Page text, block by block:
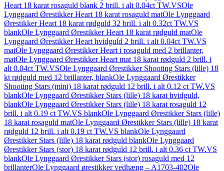
Heart 18 karat rosaguld blank 2 brill. i alt 0.04ct TW.VSOle
Lynggaard Ørestikker Heart 18 karat rosaguld matOle Lynggaard
Ørestikker Heart 18 karat rødguld 32 brill. i alt 0.32ct TW.VS
blankOle Lynggaard Ørestikker Heart 18 karat rødguld matOle
Lynggaard Ørestikker Heart hvidguld 2 brill. i alt 0.04ct TW.VS
matOle Lynggaard Ørestikker Heart i rosaguld med 2 brillanter,
matOle Lynggaard Ørestikker Heart mat 18 karat rødguld 2 brill. i
alt 0.04ct TW.VSOle Lynggaard Ørestikker Shooting Stars (lille) 18
kt rødguld med 12 brillanter, blankOle Lynggaard Ørestikker
Shooting Stars (mini) 18 karat rødguld 12 brill. i alt 0.12 ct TW.VS
blankOle Lynggaard Ørestikker Stars (lille) 18 karat hvidguld,
blankOle Lynggaard Ørestikker Stars (lille) 18 karat rosaguld 12
brill. i alt 0.19 ct TW.VS blankOle Lynggaard Ørestikker Stars (lille)
18 karat rosaguld matOle Lynggaard Ørestikker Stars (lille) 18 karat
rødguld 12 brill. i alt 0.19 ct TW.VS blankOle Lynggaard
Ørestikker Stars (lille) 18 karat rødguld blankOle Lynggaard
Ørestikker Stars (stor) 18 karat rødguld 12 brill. i alt 0.36 ct TW.VS
blankOle Lynggaard Ørestikker Stars (stor) rosaguld med 12
brillanterOle Lynggaard ørestikker vedhæng – A1703-402Ole